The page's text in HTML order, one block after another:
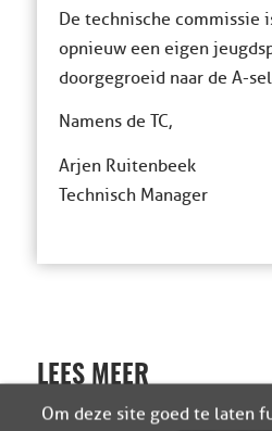
De technische commissie
opnieuw een eigen
doorgegroeid naar de A-
Namens de TC,
Arjen Ruitenbeek
Technisch Manager
LEES MEER
Om deze site goed te laten